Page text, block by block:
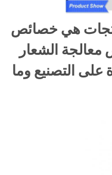
هي خصائص
معالجة الشعار
على التصنيع وما